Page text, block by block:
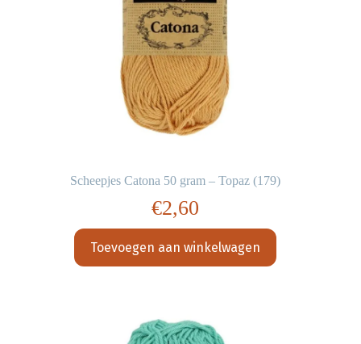
Scheepjes Catona 50 gram – Topaz (179)
€2,60
Toevoegen aan winkelwagen